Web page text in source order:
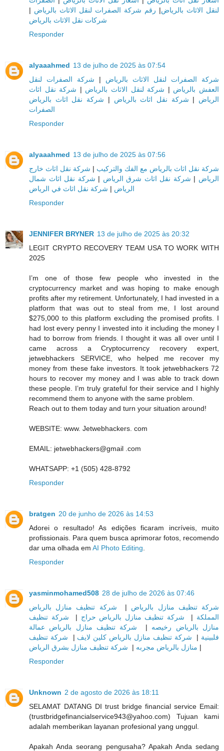
لنقل الاثاث بالرياض| رقم شركة الصفرات لنقل الاثاث بالرياض |
شركات نقل الاثاث بالرياض
Responder
alyaaahmed 13 de julho de 2025 às 07:54
شركة الصفرات لنقل الاثاث بالرياض | شركة الصفرات لنقل
العفش بالرياض | شركة لنقل الاثاث بالرياض | شركة نقل اثاث
الرياض | شركة نقل اثاث بالرياض | شركة نقل اثاث بالرياض
الصفرات
Responder
alyaaahmed 13 de julho de 2025 às 07:56
شركة نقل اثاث بالرياض مع الفك والتركيب | شركة نقل اثاث خارج
الرياض | شركة نقل اثاث شرق الرياض | شركة نقل اثاث شمال
الرياض | شركة نقل اثاث في الرياض
Responder
JENNIFER BRYNER 13 de julho de 2025 às 20:32
LEGIT CRYPTO RECOVERY TEAM USA TO WORK WITH
2025
I’m one of those few people who invested in the
cryptocurrency market and was hoping to make enough
profits after my retirement. Unfortunately, I had invested in a
platform that was out to steal from me, I lost around
$275,000 to this platform excluding the promised profits. I
had lost every penny I invested into it including the money I
had to borrow from friends. I thought it was all over until I
came across a Cryptocurrency recovery expert,
jetwebhackers SERVICE, who helped me recover my
money from these fake investors. It took jetwebhackers 72
hours to recover my money and I was able to track down
these people. I’m truly grateful for their service and I highly
recommend them to anyone with the same problem.
Reach out to them today and turn your situation around!
WEBSITE: www. Jetwebhackers. com
EMAIL: jetwebhackers@gmail .com
WHATSAPP: +1 (505) 428-8792
Responder
bratgen 20 de junho de 2026 às 14:53
Adorei o resultado! As edições ficaram incríveis, muito
profissionais. Para quem busca aprimorar fotos, recomendo
dar uma olhada em AI Photo Editing
Responder
yasminmohamed508 28 de julho de 2026 às 07:46
شركة تنظيف منازل بالرياض | شركة تنظيف منازل بالرياض
المملكة | شركة تنظيف منازل بالرياض حراج | شركة تنظيف
منازل بالرياض رخيصه | شركة تنظيف منازل بالرياض عمالة
فلبينية | شركة تنظيف منازل بالرياض كلين لايف | شركة تنظيف
منازل بالرياض مجربه | شركة تنظيف منازل بشرق الرياض
|
Responder
Unknown 2 de agosto de 2026 às 18:11
SELAMAT DATANG DI trust bridge financial service Email:
(trustbridgefinancialservice943@yahoo.com) Tujuan kami
adalah memberikan layanan profesional yang unggul.
Apakah Anda seorang pengusaha? Apakah Anda sedang